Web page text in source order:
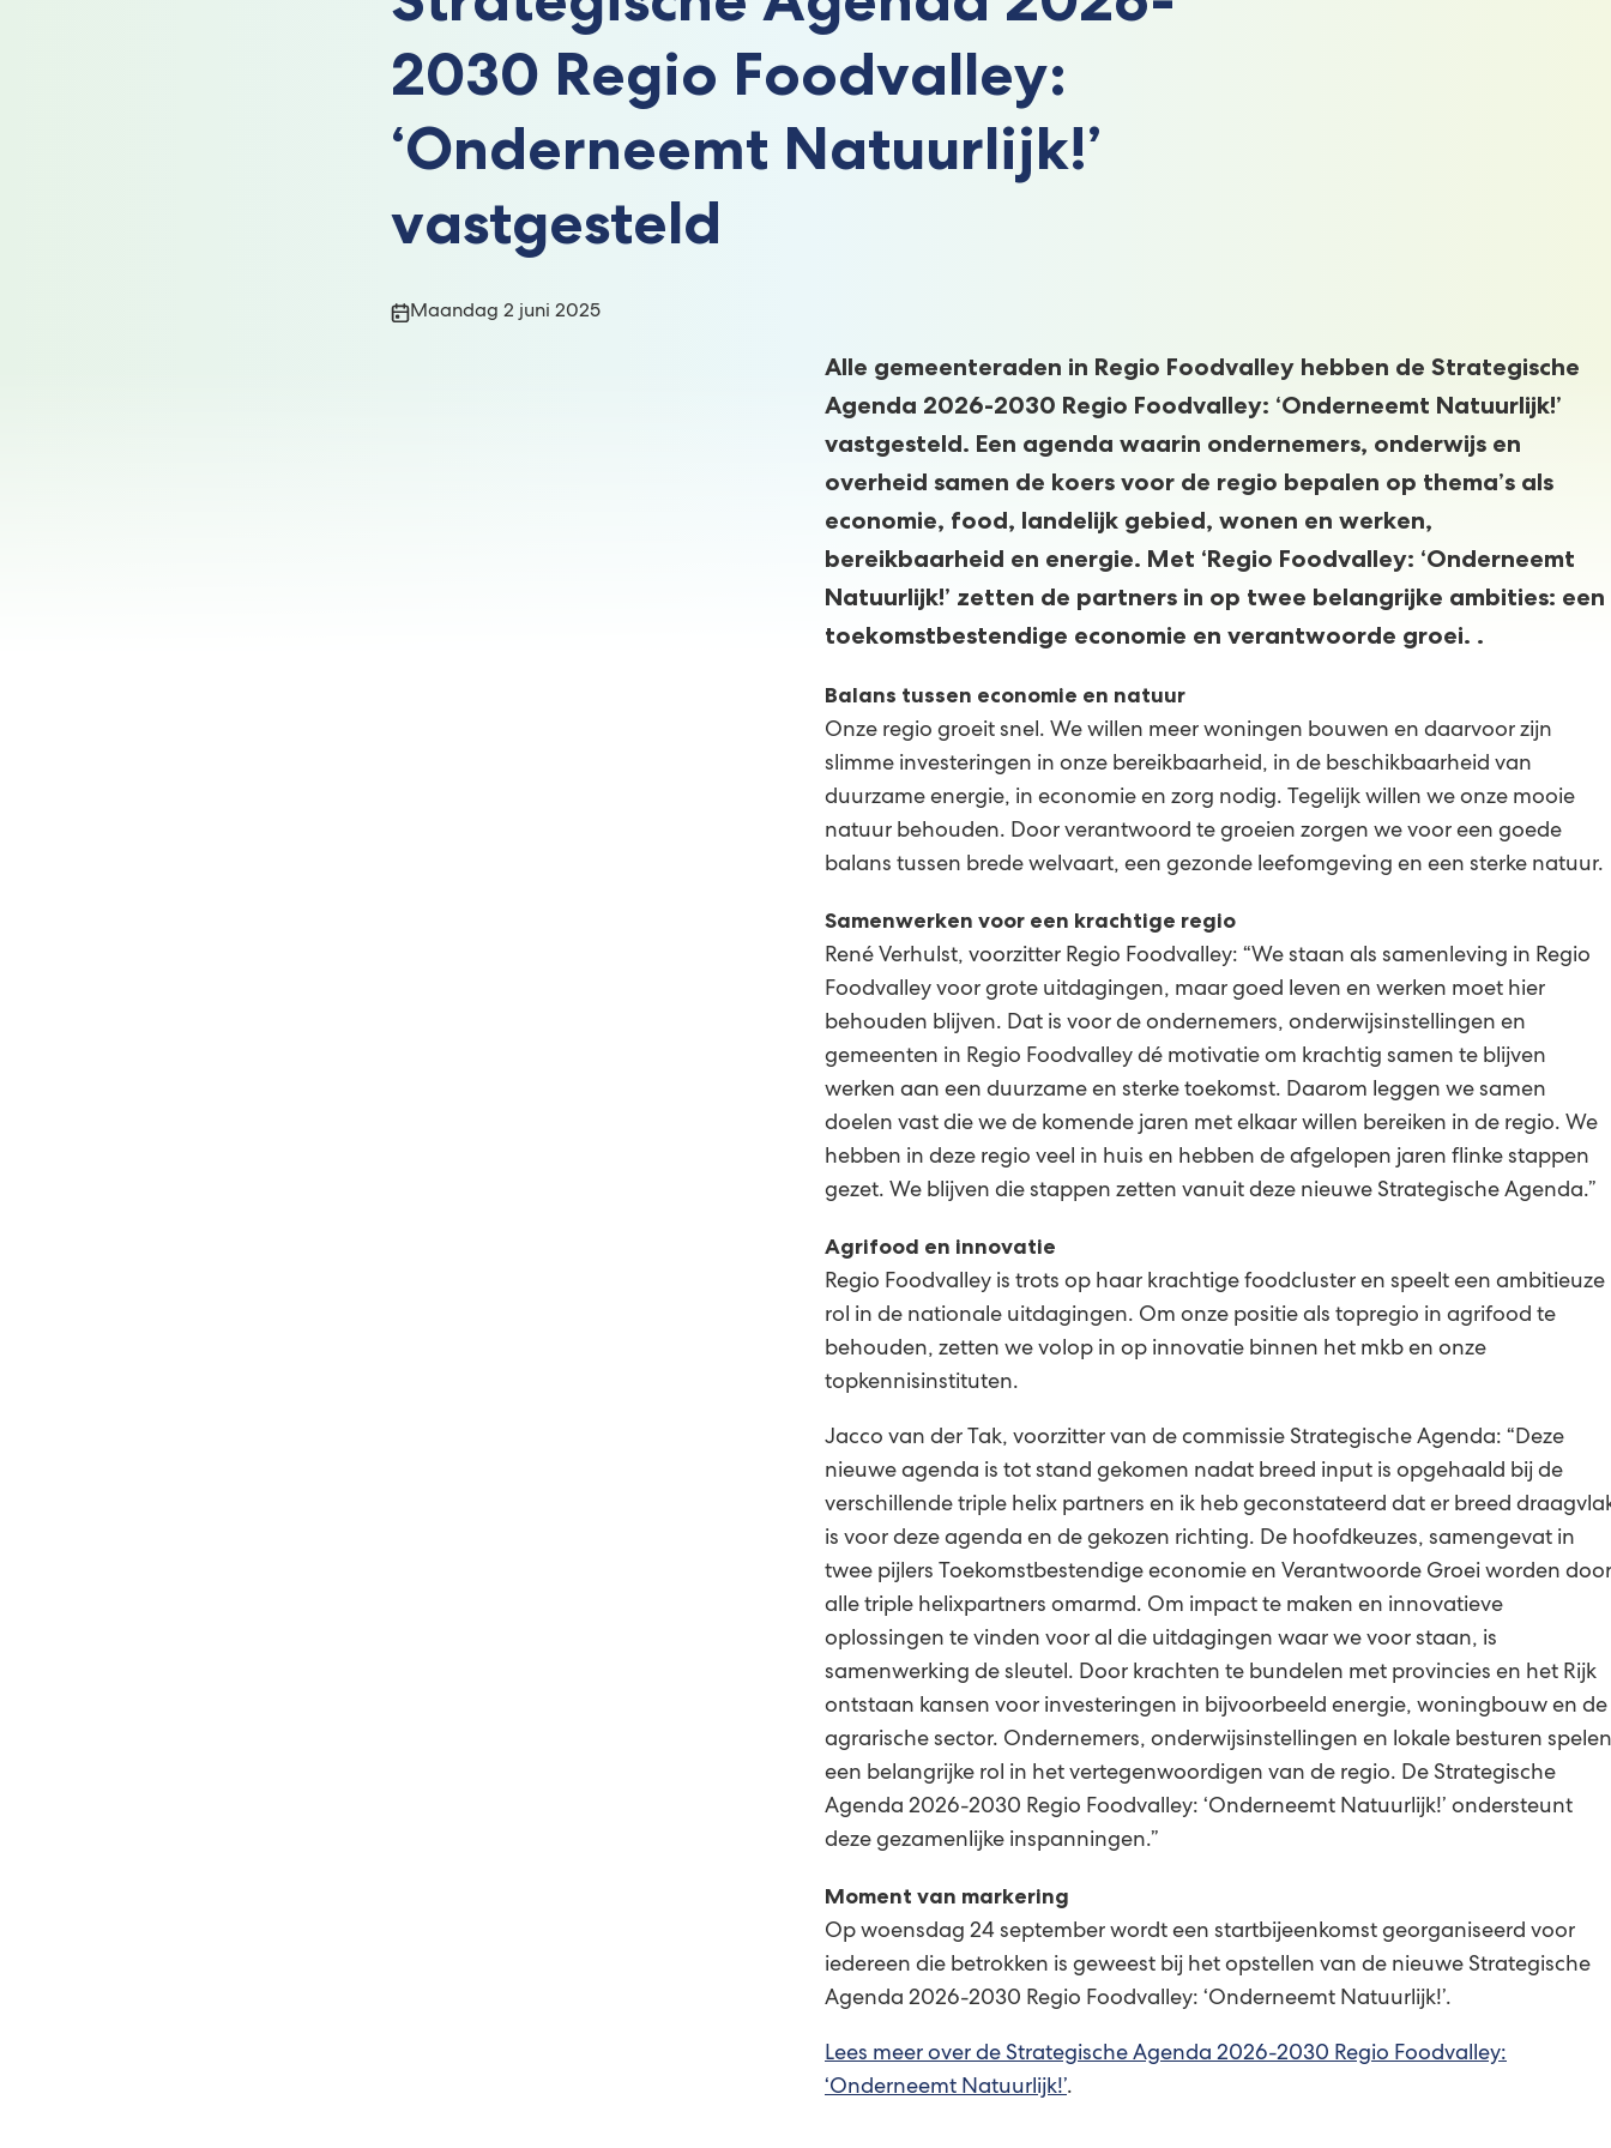
2030 Regio Foodvalley:
‘Onderneemt Natuurlijk!’
vastgesteld
Publicatiedatum:
Maandag 2 juni 2025
Alle gemeenteraden in Regio Foodvalley hebben de Strategische
Agenda 2026-2030 Regio Foodvalley: ‘Onderneemt Natuurlijk!’
vastgesteld. Een agenda waarin ondernemers, onderwijs en
overheid samen de koers voor de regio bepalen op thema’s als
economie, food, landelijk gebied, wonen en werken,
bereikbaarheid en energie. Met ‘Regio Foodvalley: ‘Onderneemt
Natuurlijk!’ zetten de partners in op twee belangrijke ambities: een
toekomstbestendige economie en verantwoorde groei. .
Balans tussen economie en natuur
Onze regio groeit snel. We willen meer woningen bouwen en daarvoor zijn
slimme investeringen in onze bereikbaarheid, in de beschikbaarheid van
duurzame energie, in economie en zorg nodig. Tegelijk willen we onze mooie
natuur behouden. Door verantwoord te groeien zorgen we voor een goede
balans tussen brede welvaart, een gezonde leefomgeving en een sterke natuur.
Samenwerken voor een krachtige regio
René Verhulst, voorzitter Regio Foodvalley: “We staan als samenleving in Regio
Foodvalley voor grote uitdagingen, maar goed leven en werken moet hier
behouden blijven. Dat is voor de ondernemers, onderwijsinstellingen en
gemeenten in Regio Foodvalley dé motivatie om krachtig samen te blijven
werken aan een duurzame en sterke toekomst. Daarom leggen we samen
doelen vast die we de komende jaren met elkaar willen bereiken in de regio. We
hebben in deze regio veel in huis en hebben de afgelopen jaren flinke stappen
gezet. We blijven die stappen zetten vanuit deze nieuwe Strategische Agenda.”
Agrifood en innovatie
Regio Foodvalley is trots op haar krachtige foodcluster en speelt een ambitieuze
rol in de nationale uitdagingen. Om onze positie als topregio in agrifood te
behouden, zetten we volop in op innovatie binnen het mkb en onze
topkennisinstituten.
Jacco van der Tak, voorzitter van de commissie Strategische Agenda: “Deze
nieuwe agenda is tot stand gekomen nadat breed input is opgehaald bij de
verschillende triple helix partners en ik heb geconstateerd dat er breed
is voor deze agenda en de gekozen richting. De hoofdkeuzes, samengevat in
twee pijlers Toekomstbestendige economie en Verantwoorde Groei worden door
alle triple helixpartners omarmd. Om impact te maken en innovatieve
oplossingen te vinden voor al die uitdagingen waar we voor staan, is
samenwerking de sleutel. Door krachten te bundelen met provincies en het Rijk
ontstaan kansen voor investeringen in bijvoorbeeld energie, woningbouw en de
agrarische sector. Ondernemers, onderwijsinstellingen en lokale besturen spelen
een belangrijke rol in het vertegenwoordigen van de regio. De Strategische
Agenda 2026-2030 Regio Foodvalley: ‘Onderneemt Natuurlijk!’ ondersteunt
deze gezamenlijke inspanningen.”
Moment van markering
Op woensdag 24 september wordt een startbijeenkomst georganiseerd voor
iedereen die betrokken is geweest bij het opstellen van de nieuwe Strategische
Agenda 2026-2030 Regio Foodvalley: ‘Onderneemt Natuurlijk!’.
Lees meer over de Strategische Agenda 2026-2030 Regio Foodvalley:
‘Onderneemt Natuurlijk!’.